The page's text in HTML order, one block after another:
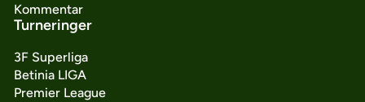
Kommentar
Turneringer
3F Superliga
Betinia LIGA
Premier League